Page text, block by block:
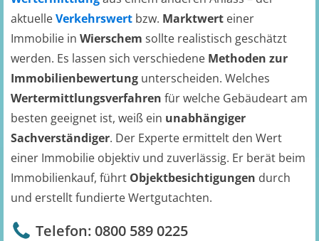
aktuelleVerkehrswert bzw. Marktwert einer
Immobilie in Wierschem sollte realistisch geschätzt
werden. Es lassen sich verschiedene Methoden zur
Immobilienbewertung unterscheiden. Welches
Wertermittlungsverfahren für welche Gebäudeart am
besten geeignet ist, weiß ein unabhängiger
Sachverständiger. Der Experte ermittelt den Wert
einer Immobilie objektiv und zuverlässig. Er berät beim
Immobilienkauf, führt Objektbesichtigungen durch
und erstellt fundierte Wertgutachten.
Telefon: 0800 589 0225